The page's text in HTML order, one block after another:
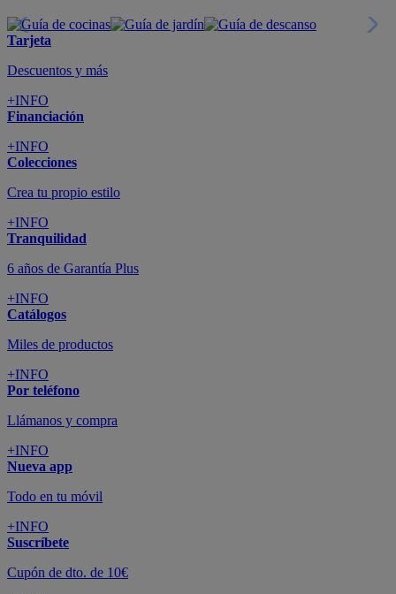
Tarjeta
Descuentos y más
+INFO
Financiación
+INFO
Colecciones
Crea tu propio estilo
+INFO
Tranquilidad
6 años de Garantía Plus
+INFO
Catálogos
Miles de productos
+INFO
Por teléfono
Llámanos y compra
+INFO
Nueva app
Todo en tu móvil
+INFO
Suscríbete
Cupón de dto. de 10€